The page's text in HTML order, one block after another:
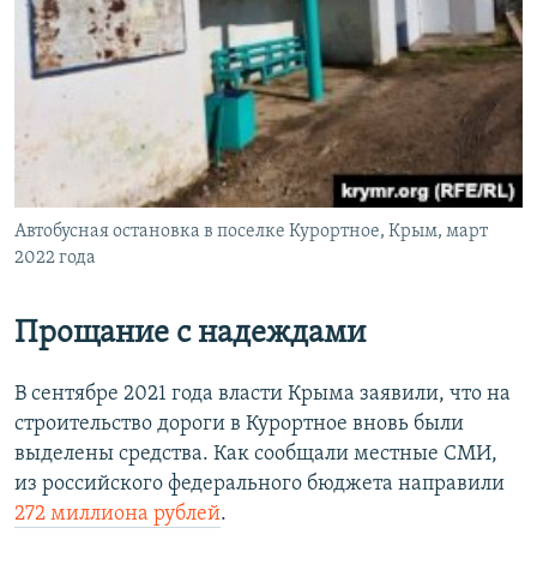
Автобусная остановка в поселке Курортное, Крым, март
2022 года
Прощание с надеждами
В сентябре 2021 года власти Крыма заявили, что на
строительство дороги в Курортное вновь были
выделены средства. Как сообщали местные СМИ,
из российского федерального бюджета направили
272 миллиона рублей.